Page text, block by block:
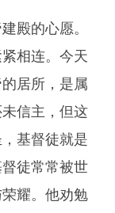
殿的心愿。
相连。今天
居所，是属
信主，但这
基督徒就是
徒常常被世
耀。他劝勉